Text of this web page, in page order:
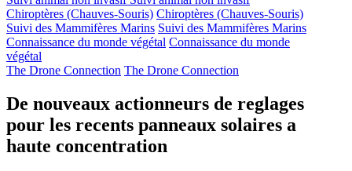
Chiroptères (Chauves-Souris) Chiroptères (Chauves-Souris)
Suivi des Mammifères Marins Suivi des Mammifères Marins
Connaissance du monde végétal Connaissance du monde
végétal
The Drone Connection The Drone Connection
De nouveaux actionneurs de reglages
pour les recents panneaux solaires a
haute concentration